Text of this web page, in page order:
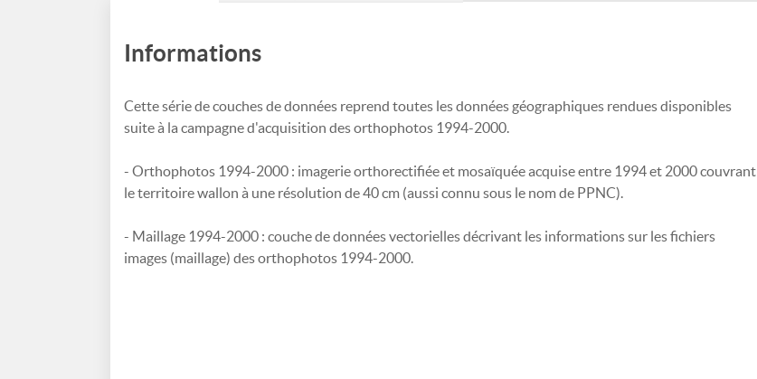
Informations
Cette série de couches de données reprend toutes les données géographiques rendues disponibles
suite à la campagne d'acquisition des orthophotos 1994-2000.
- Orthophotos 1994-2000 : imagerie orthorectifiée et mosaïquée acquise entre 1994 et 2000 couvrant
le territoire wallon à une résolution de 40 cm (aussi connu sous le nom de PPNC).
- Maillage 1994-2000 : couche de données vectorielles décrivant les informations sur les fichiers
images (maillage) des orthophotos 1994-2000.